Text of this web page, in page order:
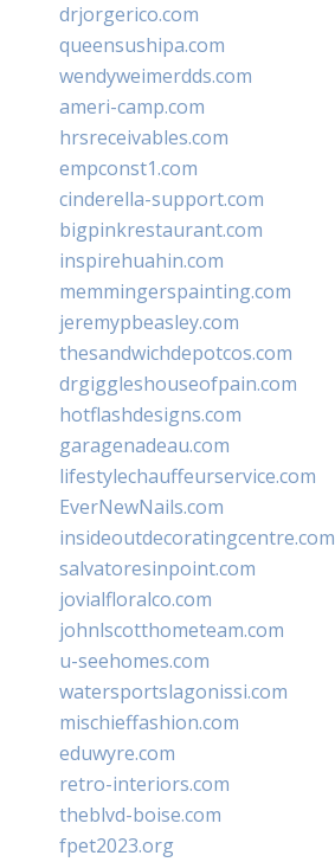
drjorgerico.com
queensushipa.com
wendyweimerdds.com
ameri-camp.com
hrsreceivables.com
empconst1.com
cinderella-support.com
bigpinkrestaurant.com
inspirehuahin.com
memmingerspainting.com
jeremypbeasley.com
thesandwichdepotcos.com
drgiggleshouseofpain.com
hotflashdesigns.com
garagenadeau.com
lifestylechauffeurservice.com
EverNewNails.com
insideoutdecoratingcentre.com
salvatoresinpoint.com
jovialfloralco.com
johnlscotthometeam.com
u-seehomes.com
watersportslagonissi.com
mischieffashion.com
eduwyre.com
retro-interiors.com
theblvd-boise.com
fpet2023.org